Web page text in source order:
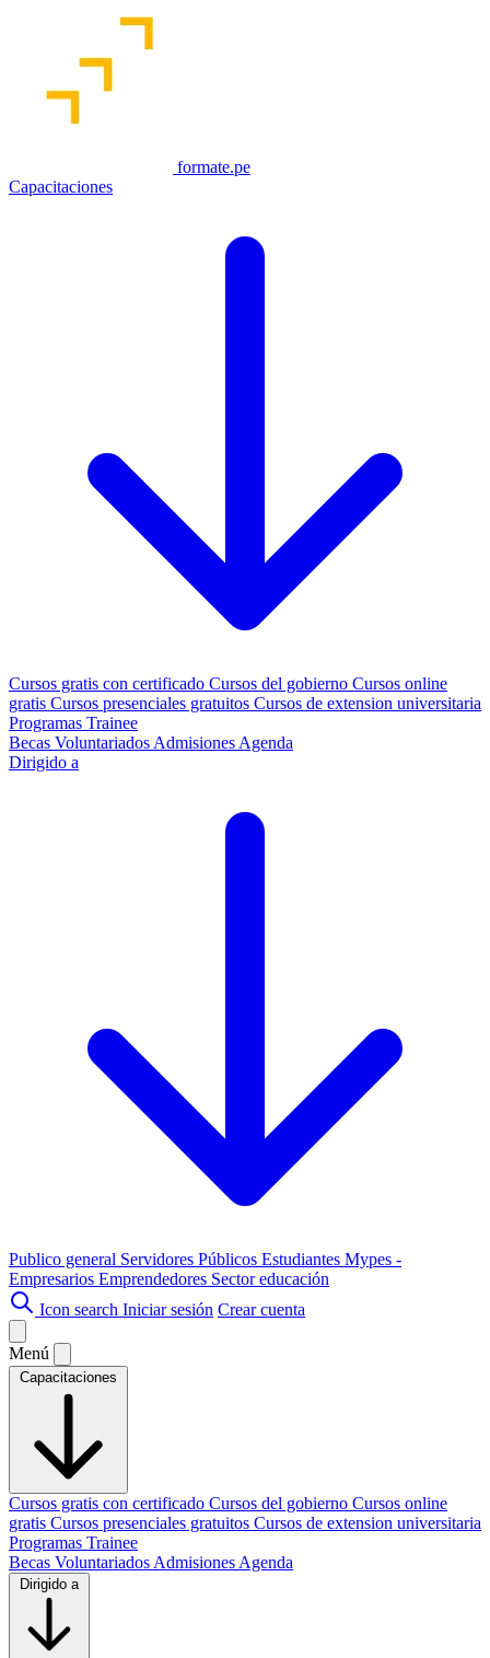
formate.pe
Capacitaciones
Cursos gratis con certificado Cursos del gobierno Cursos online
gratis Cursos presenciales gratuitos Cursos de extension universitaria
Programas Trainee
Becas Voluntariados Admisiones Agenda
Dirigido a
Publico general Servidores Públicos Estudiantes Mypes -
Empresarios Emprendedores Sector educación
Icon search Iniciar sesión Crear cuenta
Menú
Capacitaciones
Cursos gratis con certificado Cursos del gobierno Cursos online
gratis Cursos presenciales gratuitos Cursos de extension universitaria
Programas Trainee
Becas Voluntariados Admisiones Agenda
Dirigido a